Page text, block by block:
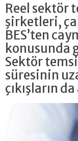
Reel sektör
şirketleri,
BES’ten
konusunda
Sektör
süresinin
çıkışların